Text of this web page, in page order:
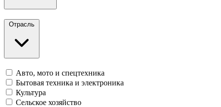
Отрасль
Авто, мото и спецтехника
Бытовая техника и электроника
Культура
Сельское хозяйство